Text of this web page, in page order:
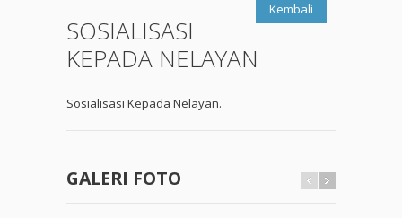
Kembali
SOSIALISASI
KEPADA NELAYAN
Sosialisasi Kepada Nelayan.
GALERI FOTO